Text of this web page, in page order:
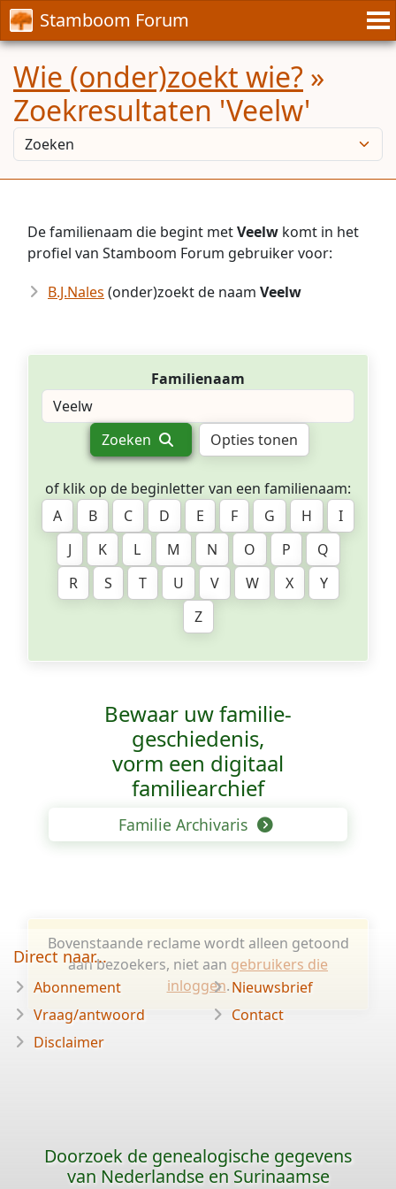
Stamboom Forum
Wie (onder)zoekt wie? »
Zoekresultaten 'Veelw'
De familienaam die begint metVeelw komt in het
profiel van Stamboom Forum gebruiker voor:
B.J.Nales (onder)zoekt de naam Veelw
Familienaam
Zoeken Opties tonen
of klik op de beginletter van een familienaam:
A
B C D E F G H
I
J
K L M N O P
Q
R
S T U V W X
Y
Z
Bewaar uw familie­
geschiedenis,
vorm een digitaal
familiearchief
Familie Archivaris
Bovenstaande reclame wordt alleen getoond
aan bezoekers, niet aan gebruikers die
inloggen.
Direct naar...
Abonnement
Vraag/antwoord
Disclaimer
Nieuwsbrief
Contact
Doorzoek de genealogische gegevens
van Nederlandse en Surinaamse